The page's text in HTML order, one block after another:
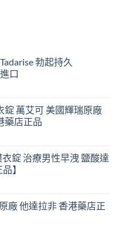
勃起持久
口
錠 萬艾可 美國輝瑞原廠
藥店正品
錠 治療男性早洩 鹽酸達
】
廠 他達拉非 香港藥店正